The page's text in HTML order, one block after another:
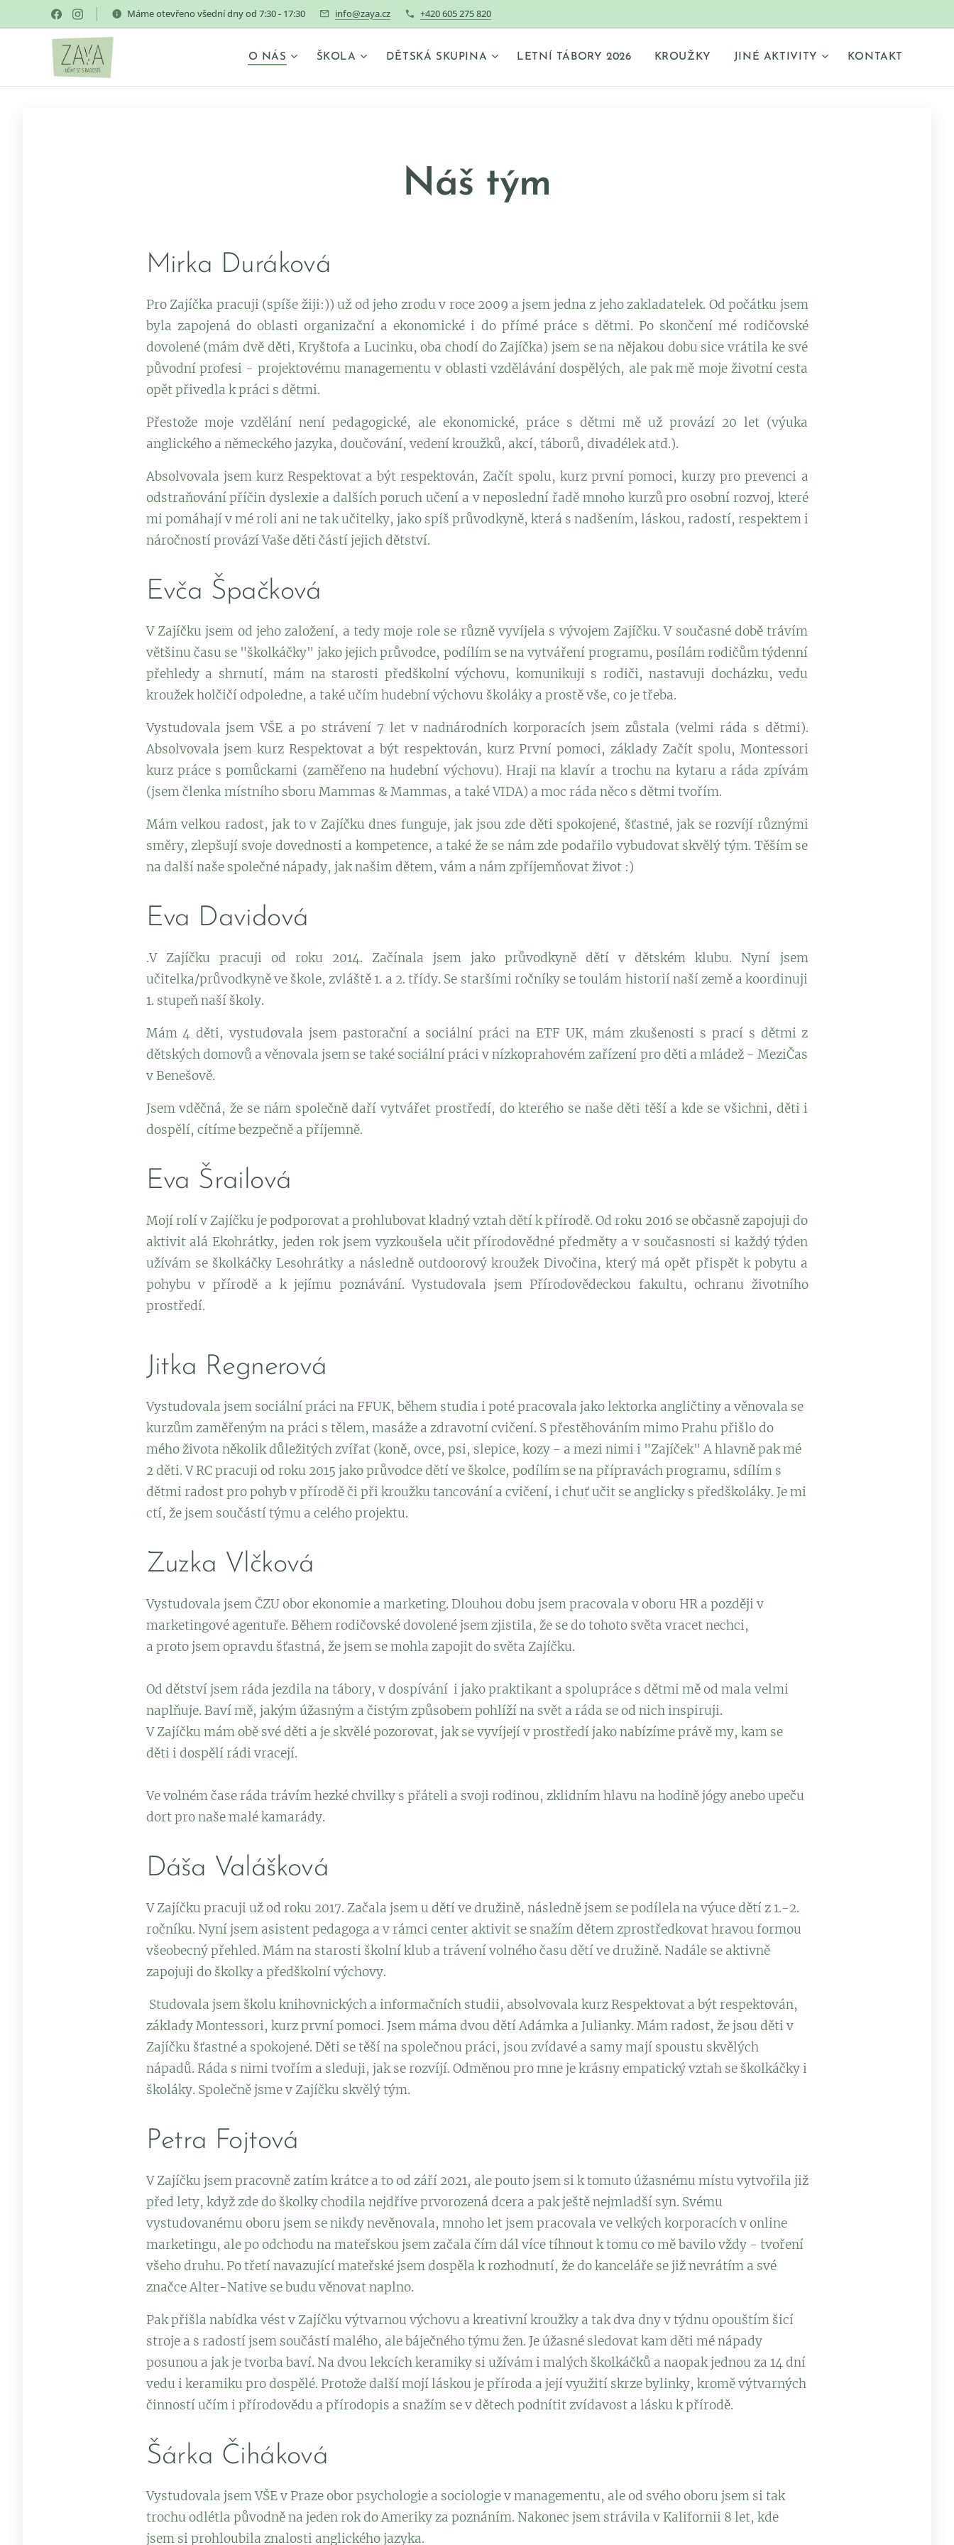
Máme otevřeno všední dny od 7:30 - 17:30 info@zaya.cz +420 605 275 820
O NÁS ŠKOLA DĚTSKÁ SKUPINA LETNÍ TÁBORY 2026 KROUŽKY JINÉ AKTIVITY KONTAKT
Náš tým
Mirka Duráková
Pro Zajíčka pracuji (spíše žiji:)) už od jeho zrodu v roce 2009 a jsem jedna z jeho zakladatelek. Od počátku jsem
byla zapojená do oblasti organizační a ekonomické i do přímé práce s dětmi. Po skončení mé rodičovské
dovolené (mám dvě děti, Kryštofa a Lucinku, oba chodí do Zajíčka) jsem se na nějakou dobu sice vrátila ke své
původní profesi - projektovému managementu v oblasti vzdělávání dospělých, ale pak mě moje životní cesta
opět přivedla k práci s dětmi.
Přestože moje vzdělání není pedagogické, ale ekonomické, práce s dětmi mě už provází 20 let (výuka
anglického a německého jazyka, doučování, vedení kroužků, akcí, táborů, divadélek atd.).
Absolvovala jsem kurz Respektovat a být respektován, Začít spolu, kurz první pomoci, kurzy pro prevenci a
odstraňování příčin dyslexie a dalších poruch učení a v neposlední řadě mnoho kurzů pro osobní rozvoj, které
mi pomáhají v mé roli ani ne tak učitelky, jako spíš průvodkyně, která s nadšením, láskou, radostí, respektem i
náročností provází Vaše děti částí jejich dětství.
Evča Špačková
V Zajíčku jsem od jeho založení, a tedy moje role se různě vyvíjela s vývojem Zajíčku. V současné době trávím
většinu času se "školkáčky" jako jejich průvodce, podílím se na vytváření programu, posílám rodičům týdenní
přehledy a shrnutí, mám na starosti předškolní výchovu, komunikuji s rodiči, nastavuji docházku, vedu
kroužek holčičí odpoledne, a také učím hudební výchovu školáky a prostě vše, co je třeba.
Vystudovala jsem VŠE a po strávení 7 let v nadnárodních korporacích jsem zůstala (velmi ráda s dětmi).
Absolvovala jsem kurz Respektovat a být respektován, kurz První pomoci, základy Začít spolu, Montessori
kurz práce s pomůckami (zaměřeno na hudební výchovu). Hraji na klavír a trochu na kytaru a ráda zpívám
(jsem členka místního sboru Mammas & Mammas, a také VIDA) a moc ráda něco s dětmi tvořím.
Mám velkou radost, jak to v Zajíčku dnes funguje, jak jsou zde děti spokojené, šťastné, jak se rozvíjí různými
směry, zlepšují svoje dovednosti a kompetence, a také že se nám zde podařilo vybudovat skvělý tým. Těším se
na další naše společné nápady, jak našim dětem, vám a nám zpříjemňovat život :)
Eva Davidová
.V Zajíčku pracuji od roku 2014. Začínala jsem jako průvodkyně dětí v dětském klubu. Nyní jsem
učitelka/průvodkyně ve škole, zvláště 1. a 2. třídy. Se staršími ročníky se toulám historií naší země a koordinuji
1. stupeň naší školy.
Mám 4 děti, vystudovala jsem pastorační a sociální práci na ETF UK, mám zkušenosti s prací s dětmi z
dětských domovů a věnovala jsem se také sociální práci v nízkoprahovém zařízení pro děti a mládež - MeziČas
v Benešově.
Jsem vděčná, že se nám společně daří vytvářet prostředí, do kterého se naše děti těší a kde se všichni, děti i
dospělí, cítíme bezpečně a příjemně.
Eva Šrailová
Mojí rolí v Zajíčku je podporovat a prohlubovat kladný vztah dětí k přírodě. Od roku 2016 se občasně zapojuji do
aktivit alá Ekohrátky, jeden rok jsem vyzkoušela učit přírodovědné předměty a v současnosti si každý týden
užívám se školkáčky Lesohrátky a následně outdoorový kroužek Divočina, který má opět přispět k pobytu a
pohybu v přírodě a k jejímu poznávání. Vystudovala jsem Přírodovědeckou fakultu, ochranu životního
prostředí.
Jitka Regnerová
Vystudovala jsem sociální práci na FFUK, během studia i poté pracovala jako lektorka angličtiny a věnovala se
kurzům zaměřeným na práci s tělem, masáže a zdravotní cvičení. S přestěhováním mimo Prahu přišlo do
mého života několik důležitých zvířat (koně, ovce, psi, slepice, kozy - a mezi nimi i "Zajíček" A hlavně pak mé
2 děti. V RC pracuji od roku 2015 jako průvodce dětí ve školce, podílím se na přípravách programu, sdílím s
dětmi radost pro pohyb v přírodě či při kroužku tancování a cvičení, i chuť učit se anglicky s předškoláky. Je mi
ctí, že jsem součástí týmu a celého projektu.
Zuzka Vlčková
Vystudovala jsem ČZU obor ekonomie a marketing. Dlouhou dobu jsem pracovala v oboru HR a později v
marketingové agentuře. Během rodičovské dovolené jsem zjistila, že se do tohoto světa vracet nechci,
a proto jsem opravdu šťastná, že jsem se mohla zapojit do světa Zajíčku.
Od dětství jsem ráda jezdila na tábory, v dospívání i jako praktikant a spolupráce s dětmi mě od mala velmi
naplňuje. Baví mě, jakým úžasným a čistým způsobem pohlíží na svět a ráda se od nich inspiruji.
V Zajíčku mám obě své děti a je skvělé pozorovat, jak se vyvíjejí v prostředí jako nabízíme právě my, kam se
děti i dospělí rádi vracejí.
Ve volném čase ráda trávím hezké chvilky s přáteli a svoji rodinou, zklidním hlavu na hodině jógy anebo upeču
dort pro naše malé kamarády.
Dáša Valášková
V Zajíčku pracuji už od roku 2017. Začala jsem u dětí ve družině, následně jsem se podílela na výuce dětí z 1.-2.
ročníku. Nyní jsem asistent pedagoga a v rámci center aktivit se snažím dětem zprostředkovat hravou formou
všeobecný přehled. Mám na starosti školní klub a trávení volného času dětí ve družině. Nadále se aktivně
zapojuji do školky a předškolní výchovy.
Studovala jsem školu knihovnických a informačních studii, absolvovala kurz Respektovat a být respektován,
základy Montessori, kurz první pomoci. Jsem máma dvou dětí Adámka a Julianky. Mám radost, že jsou děti v
Zajíčku šťastné a spokojené. Děti se těší na společnou práci, jsou zvídavé a samy mají spoustu skvělých
nápadů. Ráda s nimi tvořím a sleduji, jak se rozvíjí. Odměnou pro mne je krásny empatický vztah se školkáčky i
školáky. Společně jsme v Zajíčku skvělý tým.
Petra Fojtová
V Zajíčku jsem pracovně zatím krátce a to od září 2021, ale pouto jsem si k tomuto úžasnému místu vytvořila již
před lety, když zde do školky chodila nejdříve prvorozená dcera a pak ještě nejmladší syn. Svému
vystudovanému oboru jsem se nikdy nevěnovala, mnoho let jsem pracovala ve velkých korporacích v online
marketingu, ale po odchodu na mateřskou jsem začala čím dál více tíhnout k tomu co mě bavilo vždy - tvoření
všeho druhu. Po třetí navazující mateřské jsem dospěla k rozhodnutí, že do kanceláře se již nevrátím a své
značce Alter-Native se budu věnovat naplno.
Pak přišla nabídka vést v Zajíčku výtvarnou výchovu a kreativní kroužky a tak dva dny v týdnu opouštím šicí
stroje a s radostí jsem součástí malého, ale báječného týmu žen. Je úžasné sledovat kam děti mé nápady
posunou a jak je tvorba baví. Na dvou lekcích keramiky si užívám i malých školkáčků a naopak jednou za 14 dní
vedu i keramiku pro dospělé. Protože další mojí láskou je příroda a její využití skrze bylinky, kromě výtvarných
činností učím i přírodovědu a přírodopis a snažím se v dětech podnítit zvídavost a lásku k přírodě.
Šárka Čiháková
Vystudovala jsem VŠE v Praze obor psychologie a sociologie v managementu, ale od svého oboru jsem si tak
trochu odlétla původně na jeden rok do Ameriky za poznáním. Nakonec jsem strávila v Kalifornii 8 let, kde
jsem si prohloubila znalosti anglického jazyka.